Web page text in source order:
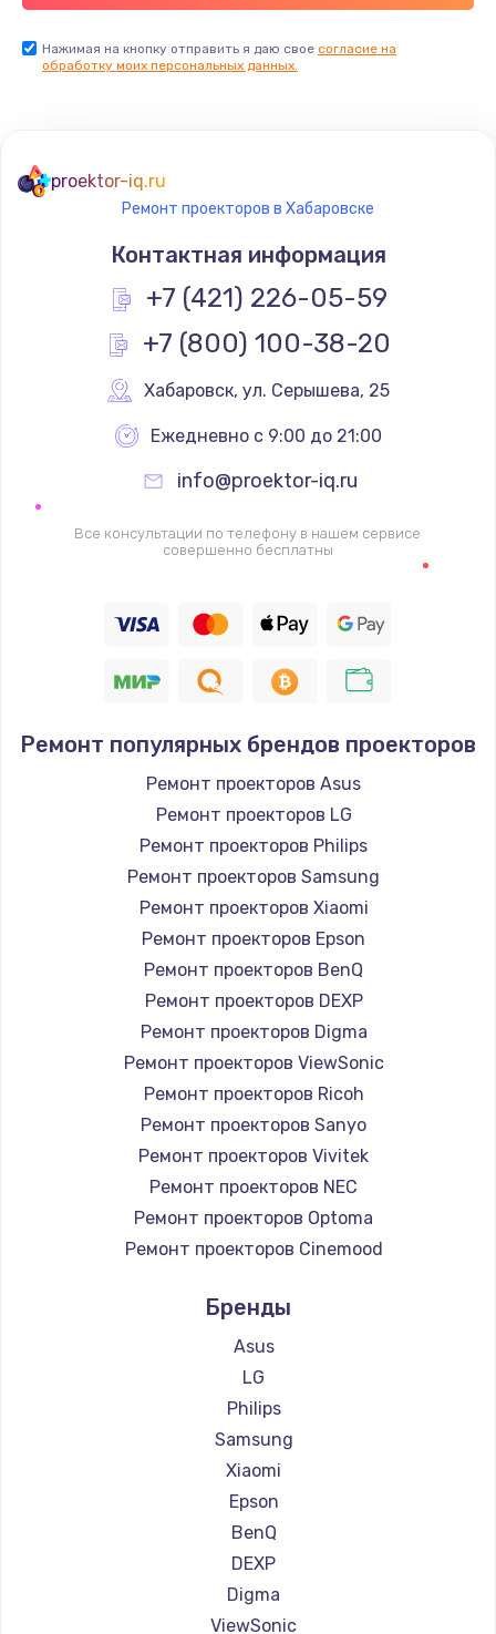
Нажимая на кнопку отправить я даю свое согласие на
обработку моих персональных данных.
proektor-iq.ru
Ремонт проекторов в Хабаровске
Контактная информация
+7 (421) 226-05-59
+7 (800) 100-38-20
Хабаровск, ул. Серышева, 25
Ежедневно с 9:00 до 21:00
info@proektor-iq.ru
Все консультации по телефону в нашем сервисе
совершенно бесплатны
Ремонт популярных брендов проекторов
Ремонт проекторов Asus
Ремонт проекторов LG
Ремонт проекторов Philips
Ремонт проекторов Samsung
Ремонт проекторов Xiaomi
Ремонт проекторов Epson
Ремонт проекторов BenQ
Ремонт проекторов DEXP
Ремонт проекторов Digma
Ремонт проекторов ViewSonic
Ремонт проекторов Ricoh
Ремонт проекторов Sanyo
Ремонт проекторов Vivitek
Ремонт проекторов NEC
Ремонт проекторов Optoma
Ремонт проекторов Cinemood
Ремонт проекторов Barco
Ремонт проекторов Xgimi
Ремонт проекторов Canon
Ремонт проекторов JVC
Ремонт проекторов Casio
Ремонт проекторов Hiper
Ремонт проекторов HITACHI
Ремонт проекторов Panasonic
Ремонт проекторов Hisense
Бренды
Asus
LG
Philips
Samsung
Xiaomi
Epson
BenQ
DEXP
Digma
ViewSonic